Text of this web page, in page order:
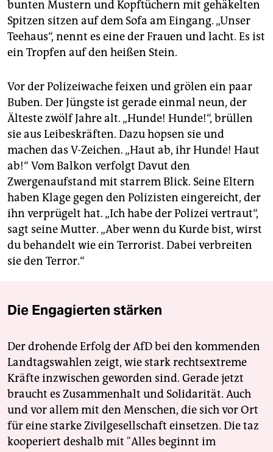
bunten Mustern und Kopftüchern mit gehäkelten
Spitzen sitzen auf dem Sofa am Eingang. „Unser
Teehaus“, nennt es eine der Frauen und lacht. Es ist
ein Tropfen auf den heißen Stein.
Vor der Polizeiwache feixen und grölen ein paar
Buben. Der Jüngste ist gerade einmal neun, der
Älteste zwölf Jahre alt. „Hunde! Hunde!“, brüllen
sie aus Leibeskräften. Dazu hopsen sie und
machen das V-Zeichen. „Haut ab, ihr Hunde! Haut
ab!“ Vom Balkon verfolgt Davut den
Zwergenaufstand mit starrem Blick. Seine Eltern
haben Klage gegen den Polizisten eingereicht, der
ihn verprügelt hat. „Ich habe der Polizei vertraut“,
sagt seine Mutter. „Aber wenn du Kurde bist, wirst
du behandelt wie ein Terrorist. Dabei verbreiten
sie den Terror.“
Die Engagierten stärken
Der drohende Erfolg der AfD bei den kommenden
Landtagswahlen zeigt, wie stark rechtsextreme
Kräfte inzwischen geworden sind. Gerade jetzt
braucht es Zusammenhalt und Solidarität. Auch
und vor allem mit den Menschen, die sich vor Ort
für eine starke Zivilgesellschaft einsetzen. Die taz
kooperiert deshalb mit "Alles beginnt im